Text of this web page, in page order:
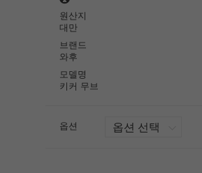
원산지
대만
브랜드
와후
모델명
키커 무브
옵션